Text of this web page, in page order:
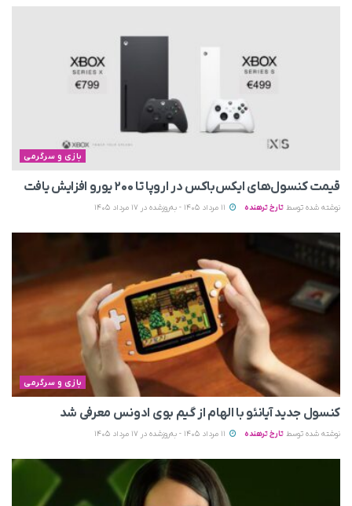
بازی و سرگرمی
قیمت کنسول‌های ایکس‌باکس در اروپا تا ۲۰۰ یورو افزایش یافت
نوشته شده توسط تارخ ترهنده
بازی و سرگرمی
کنسول جدید آیانئو با الهام از گیم بوی ادونس معرفی شد
نوشته شده توسط تارخ ترهنده